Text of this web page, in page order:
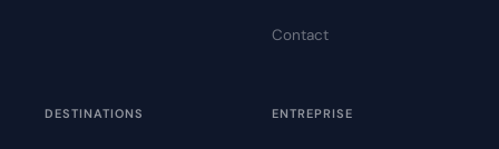
Contact
DESTINATIONS ENTREPRISE